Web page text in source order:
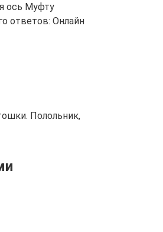
ось Муфту
ответов: Онлайн
Полольник,